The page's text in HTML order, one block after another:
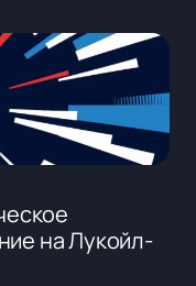
на Лукойл-